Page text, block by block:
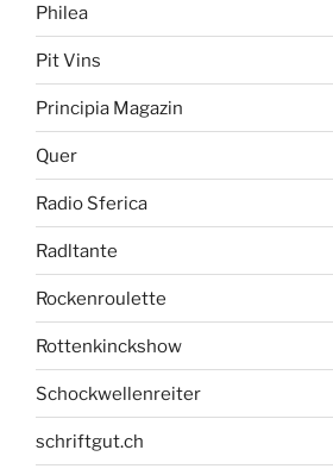
Philea
Pit Vins
Principia Magazin
Quer
Radio Sferica
Radltante
Rockenroulette
Rottenkinckshow
Schockwellenreiter
schriftgut.ch